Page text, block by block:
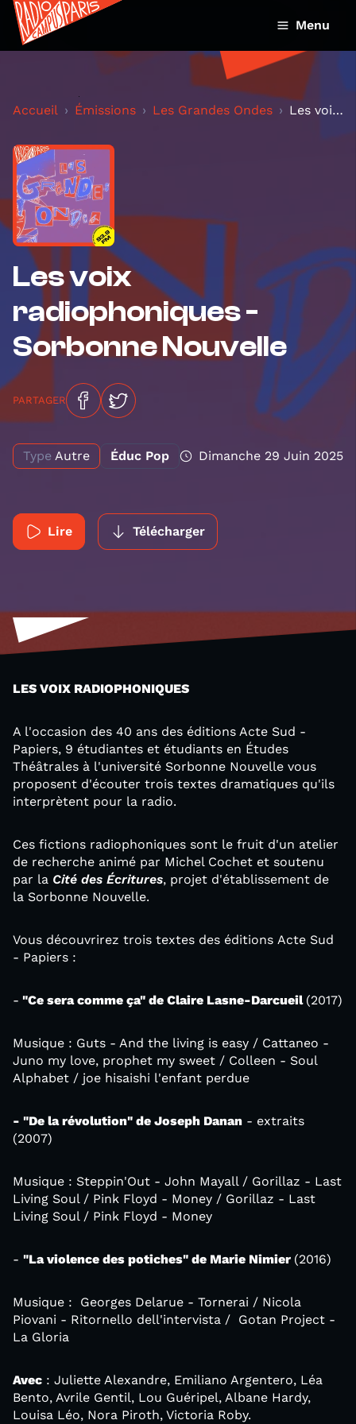
Menu
Accueil Émissions Les Grandes Ondes Les voix radiophoniques - Sorbonne Nouvelle
Les voix
radiophoniques -
Sorbonne Nouvelle
PARTAGER
Type Autre Éduc Pop Dimanche 29 Juin 2025
Lire Télécharger
LES VOIX RADIOPHONIQUES
A l'occasion des 40 ans des éditions Acte Sud -
Papiers, 9 étudiantes et étudiants en Études
Théâtrales à l'université Sorbonne Nouvelle vous
proposent d'écouter trois textes dramatiques qu'ils
interprètent pour la radio.
Ces fictions radiophoniques sont le fruit d'un atelier
de recherche animé par Michel Cochet et soutenu
par la Cité des Écritures, projet d'établissement de
la Sorbonne Nouvelle.
Vous découvrirez trois textes des éditions Acte Sud
- Papiers :
- "Ce sera comme ça" de Claire Lasne-Darcueil (2017)
Musique : Guts - And the living is easy / Cattaneo -
Juno my love, prophet my sweet / Colleen - Soul
Alphabet / joe hisaishi l'enfant perdue
- "De la révolution" de Joseph Danan - extraits
(2007)
Musique : Steppin'Out - John Mayall / Gorillaz - Last
Living Soul / Pink Floyd - Money / Gorillaz - Last
Living Soul / Pink Floyd - Money
- "La violence des potiches" de Marie Nimier (2016)
Musique : Georges Delarue - Tornerai / Nicola
Piovani - Ritornello dell'intervista / Gotan Project -
La Gloria
Avec : Juliette Alexandre, Emiliano Argentero, Léa
Bento, Avrile Gentil, Lou Guéripel, Albane Hardy,
Louisa Léo, Nora Piroth, Victoria Roby.